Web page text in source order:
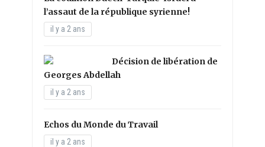
l’assaut de la république syrienne!
il y a 2 ans
Décision de libération de
Georges Abdellah
il y a 2 ans
Echos du Monde du Travail
il y a 2 ans